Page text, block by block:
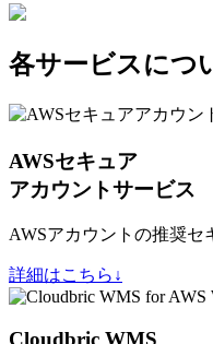
各サービスにつ
AWSセキュア
アカウントサービス
AWSアカウントの推奨セ
詳細はこちら↓
Cloudbric WMS